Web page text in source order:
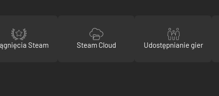
Steam Steam Cloud Udostępnianie gier